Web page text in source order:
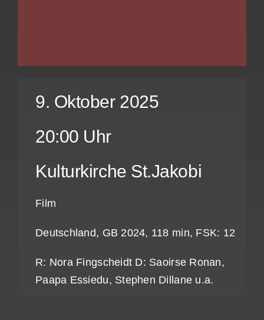
9. Oktober 2025
20:00 Uhr
Kulturkirche St.Jakobi
Film
Deutschland, GB 2024, 118 min, FSK: 12
R: Nora Fingscheidt D: Saoirse Ronan,
Paapa Essiedu, Stephen Dillane u.a.